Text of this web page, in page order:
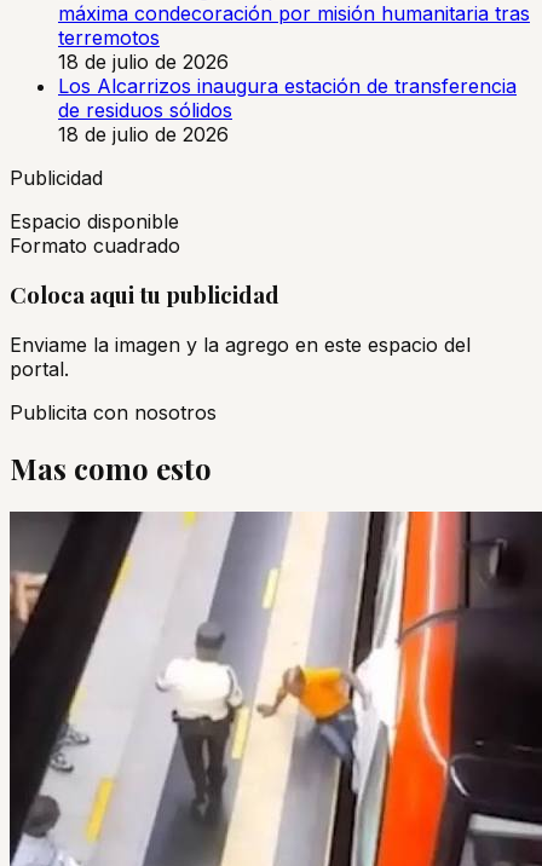
máxima condecoración por misión humanitaria tras
terremotos
18 de julio de 2026
Los Alcarrizos inaugura estación de transferencia
de residuos sólidos
18 de julio de 2026
Publicidad
Espacio disponible
Formato cuadrado
Coloca aqui tu publicidad
Enviame la imagen y la agrego en este espacio del
portal.
Publicita con nosotros
Mas como esto